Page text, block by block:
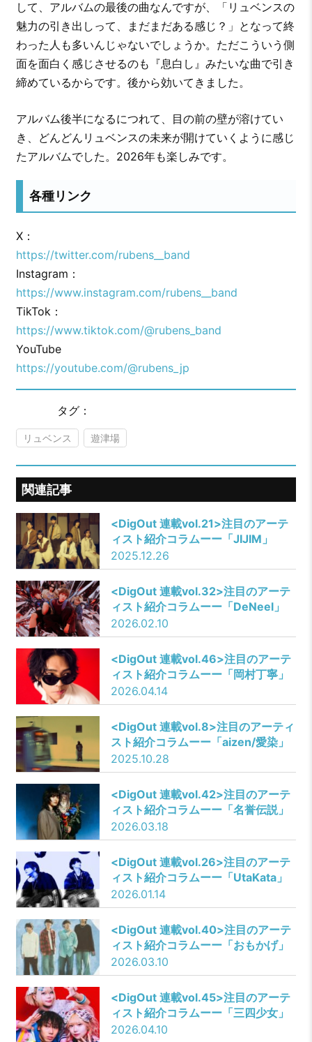
して、アルバムの最後の曲なんですが、「リュベンスの
魅力の引き出しって、まだまだある感じ？」となって終
わった人も多いんじゃないでしょうか。ただこういう側
面を面白く感じさせるのも『息白し』みたいな曲で引き
締めているからです。後から効いてきました。
アルバム後半になるにつれて、目の前の壁が溶けてい
き、どんどんリュベンスの未来が開けていくように感じ
たアルバムでした。2026年も楽しみです。
各種リンク
X：
https://twitter.com/rubens__band
Instagram：
https://www.instagram.com/rubens__band
TikTok：
https://www.tiktok.com/@rubens_band
YouTube
https://youtube.com/@rubens_jp
タグ：
リュベンス 遊津場
関連記事
​​<DigOut 連載vol.21>注目のアーテ
ィスト紹介コラムーー「JIJIM」
2025.12.26
<DigOut 連載vol.32>注目のアーテ
ィスト紹介コラムーー「DeNeel」
2026.02.10
<DigOut 連載vol.46>注目のアーテ
ィスト紹介コラムーー「岡村丁寧」
2026.04.14
​​<DigOut 連載vol.8>注目のアーティ
スト紹介コラムーー「aizen/愛染」
2025.10.28
<DigOut 連載vol.42>注目のアーテ
ィスト紹介コラムーー「名誉伝説」
2026.03.18
​<DigOut 連載vol.26>注目のアーテ
ィスト紹介コラムーー「UtaKata」
2026.01.14
<DigOut 連載vol.40>注目のアーテ
ィスト紹介コラムーー「おもかげ」
2026.03.10
​<DigOut 連載vol.45>注目のアーテ
ィスト紹介コラムーー「三四少女」
2026.04.10